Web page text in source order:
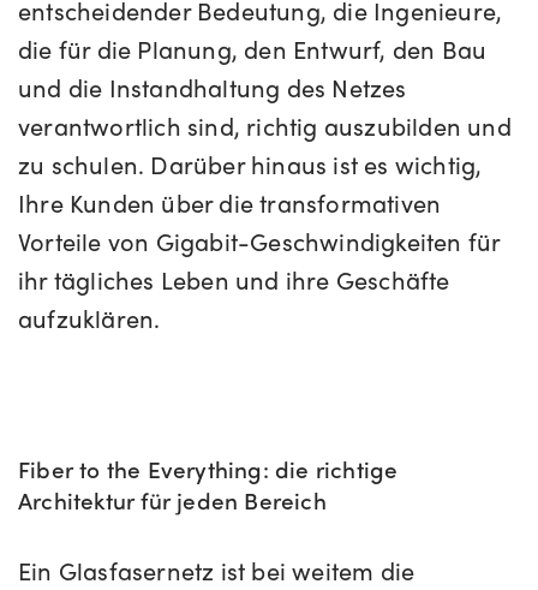
entscheidender Bedeutung, die Ingenieure,
die für die Planung, den Entwurf, den Bau
und die Instandhaltung des Netzes
verantwortlich sind, richtig auszubilden und
zu schulen. Darüber hinaus ist es wichtig,
Ihre Kunden über die transformativen
Vorteile von Gigabit-Geschwindigkeiten für
ihr tägliches Leben und ihre Geschäfte
aufzuklären.
Fiber to the Everything: die richtige
Architektur für jeden Bereich
Ein Glasfasernetz ist bei weitem die